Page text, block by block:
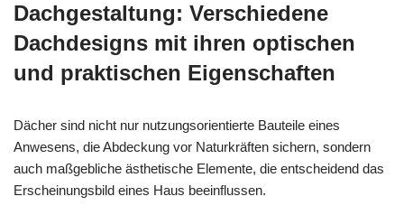
Dachgestaltung: Verschiedene
Dachdesigns mit ihren optischen
und praktischen Eigenschaften
Dächer sind nicht nur nutzungsorientierte Bauteile eines
Anwesens, die Abdeckung vor Naturkräften sichern, sondern
auch maßgebliche ästhetische Elemente, die entscheidend das
Erscheinungsbild eines Haus beeinflussen.